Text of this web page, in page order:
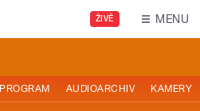
ŽIVĚ MENU
PROGRAM AUDIOARCHIV KAMERY